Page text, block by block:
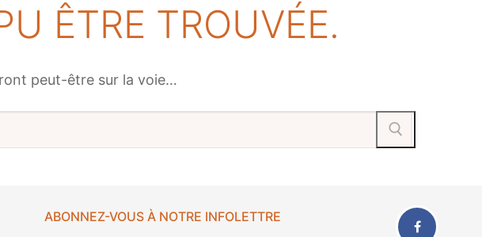
ÊTRE TROUVÉE.
peut-être sur la voie…
ABONNEZ-VOUS À NOTRE INFOLETTRE